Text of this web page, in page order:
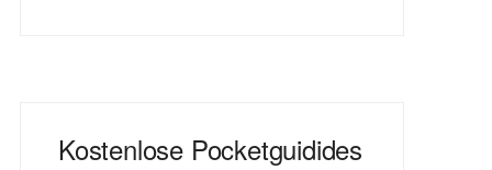
Kostenlose Pocketguidides